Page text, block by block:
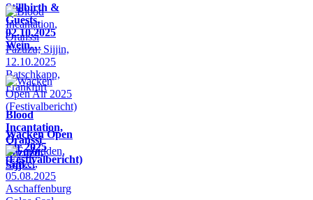
Stillbirth &
Guests,
02.10.2025
Wein…
Blood
Incantation,
Oranssi
Pazuzu,
Sijji…
Wacken Open
Air 2025
(Festivalbericht)